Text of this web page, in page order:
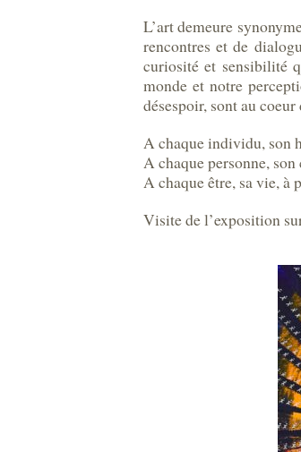
L’art demeure
rencontres et de
curiosité et sensibilité
monde et notre
désespoir, sont au
A chaque individu, son
A chaque personne,
A chaque être, sa vie, à
Visite de l’exposition